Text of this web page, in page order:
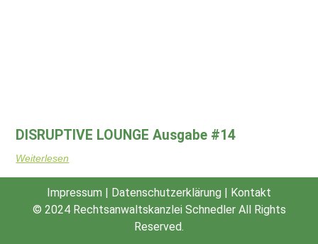
DISRUPTIVE LOUNGE Ausgabe #14
Weiterlesen
Impressum | Datenschutzerklärung | Kontakt
© 2024 Rechtsanwaltskanzlei SchnedlerAll Rights
Reserved.